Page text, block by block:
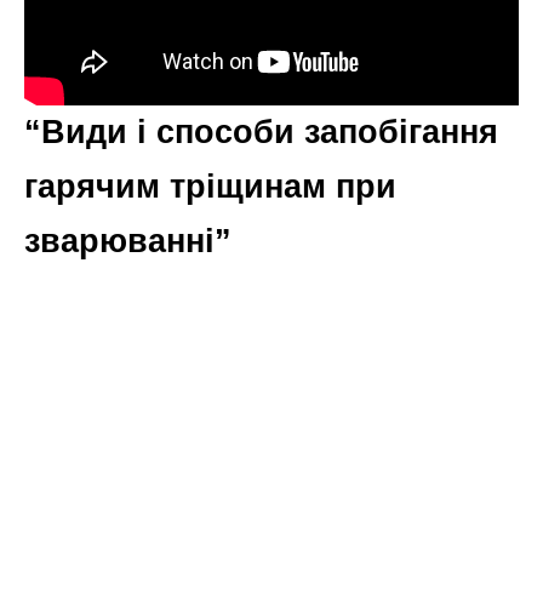
“Види і способи запобігання
гарячим тріщинам при
зварюванні”